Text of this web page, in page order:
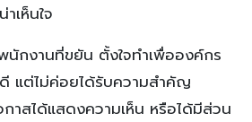
เห็นใจ
นักงานที่ขยัน ตั้งใจทำเพื่อองค์กร
แต่ไม่ค่อยได้รับความสำคัญ
าสได้แสดงความเห็น หรือได้มีส่วน